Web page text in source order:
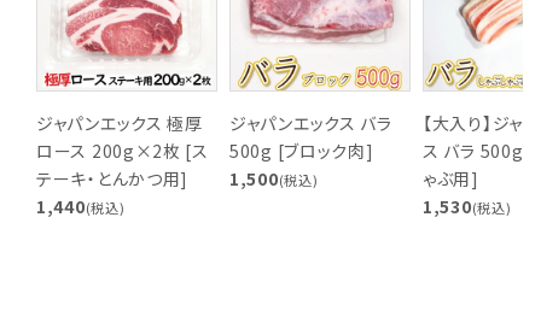
ジャパンエックス 極厚
ロース 200g×2枚 [ス
テーキ・とんかつ用]
1,440(税込)
ジャパンエックス バラ
500g [ブロック肉]
1,500(税込)
【大入り】ジャ
ス バラ 500g [
ゃぶ用]
1,530(税込)